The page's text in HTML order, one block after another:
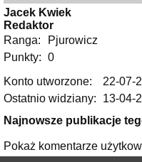
Jacek Kwiek
Redaktor
Ranga:
Pjurowicz
Punkty: 0
Konto utworzone:
22-07-
Ostatnio widziany:
13-04-
Najnowsze publikacje
Pokaż komentarze